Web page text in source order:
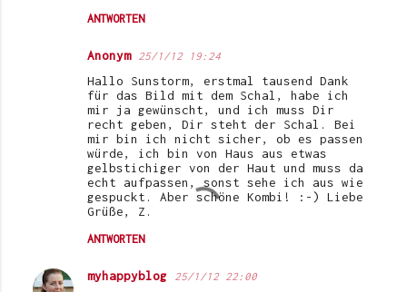
ANTWORTEN
Anonym 25/1/12 19:24
Hallo Sunstorm, erstmal tausend Dank
für das Bild mit dem Schal, habe ich
mir ja gewünscht, und ich muss Dir
recht geben, Dir steht der Schal. Bei
mir bin ich nicht sicher, ob es passen
würde, ich bin von Haus aus etwas
gelbstichiger von der Haut und muss da
echt aufpassen, sonst sehe ich aus wie
gespuckt. Aber schöne Kombi! :-) Liebe
Grüße, Z.
ANTWORTEN
myhappyblog 25/1/12 22:00